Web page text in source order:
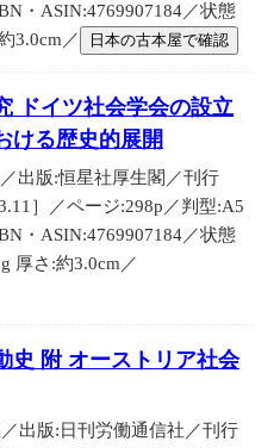
・ASIN:4769907184／状態
3.0cm／
日本の古本屋で確認
ドイツ社会学会の設立
ける歴史的展開
出版:恒星社厚生閣／刊行
］／ページ:298p／判型:A5
・ASIN:4769907184／状態
厚さ:約3.0cm／
史 附 オーストリア社会
出版:日刊労働通信社／刊行